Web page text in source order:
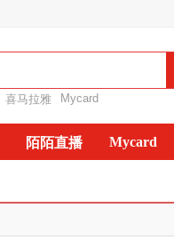
喜马拉雅 Mycard
陌陌直播 Mycard